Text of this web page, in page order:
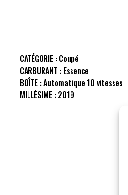
CATÉGORIE : Coupé
CARBURANT : Essence
BOÎTE :Automatique 10 vitesses
MILLÉSIME : 2019